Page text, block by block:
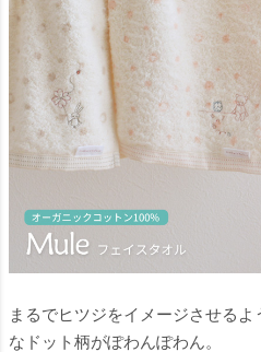
まるでヒツジをイメージさせる
なドット柄がぽわんぽわん。